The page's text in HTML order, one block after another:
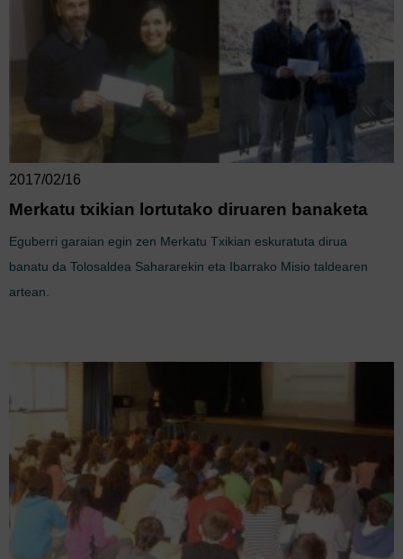
2017/02/16
Merkatu txikian lortutako diruaren banaketa
Eguberri garaian egin zen Merkatu Txikian eskuratuta dirua
banatu da Tolosaldea Sahararekin eta Ibarrako Misio taldearen
artean.